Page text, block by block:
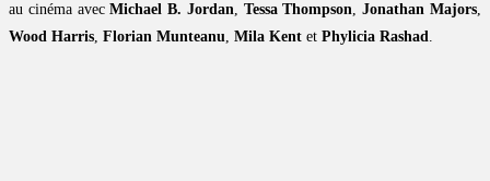
au cinéma avecMichael B. Jordan, Tessa Thompson,Jonathan Majors,
Wood Harris, Florian Munteanu, Mila Kent et Phylicia Rashad.